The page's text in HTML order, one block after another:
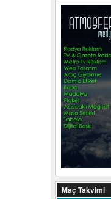
Maç Takvimi